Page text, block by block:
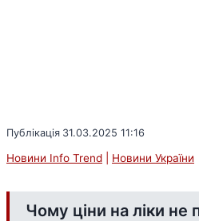
Публікація 31.03.2025 11:16
Новини Info Trend Новини України
Чому ціни на ліки